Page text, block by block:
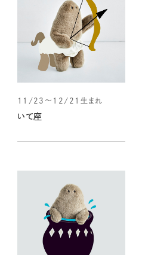
11/23～12/21生まれ
いて座